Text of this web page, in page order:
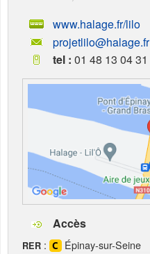
www.halage.fr/lilo
projetlilo@halage.fr
tel : 01 48 13 04 31
Accès
RER : Épinay-sur-Seine